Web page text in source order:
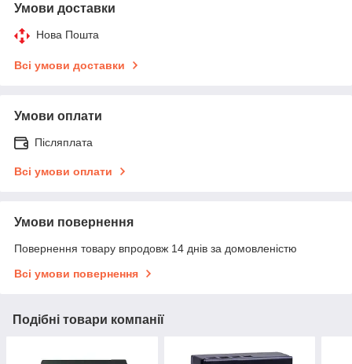
Умови доставки
Нова Пошта
Всі умови доставки
Умови оплати
Післяплата
Всі умови оплати
Умови повернення
Повернення товару впродовж 14 днів за домовленістю
Всі умови повернення
Подібні товари компанії